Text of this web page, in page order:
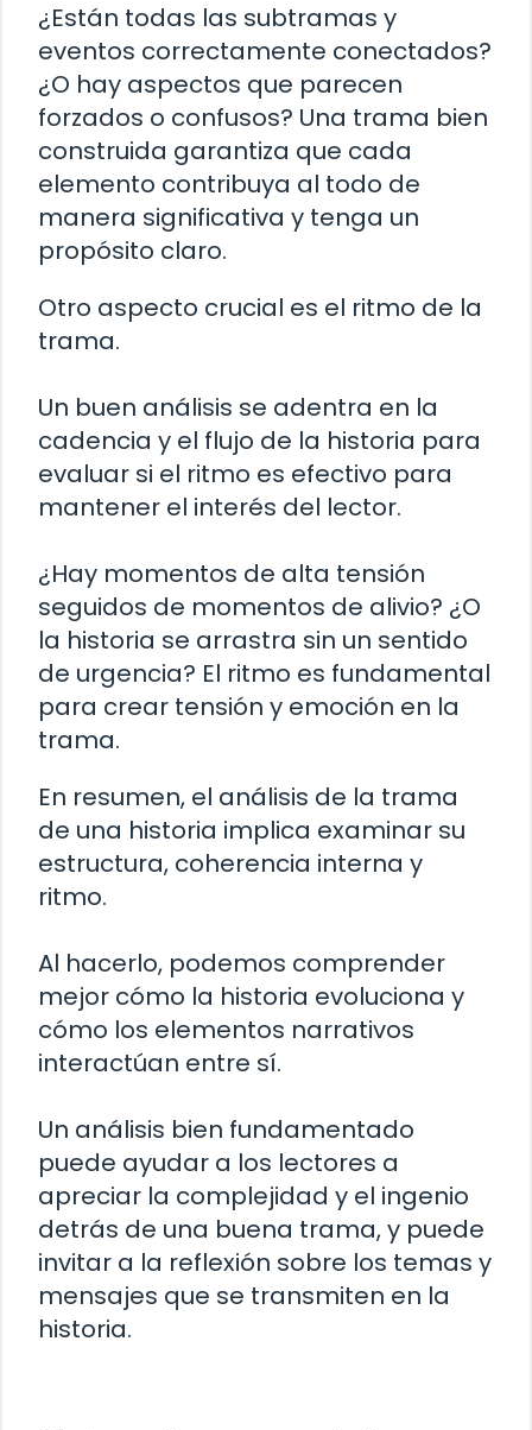
¿Están todas las subtramas y
eventos correctamente conectados?
¿O hay aspectos que parecen
forzados o confusos? Una trama bien
construida garantiza que cada
elemento contribuya al todo de
manera significativa y tenga un
propósito claro.
Otro aspecto crucial es el ritmo de la
trama.
Un buen análisis se adentra en la
cadencia y el flujo de la historia para
evaluar si el ritmo es efectivo para
mantener el interés del lector.
¿Hay momentos de alta tensión
seguidos de momentos de alivio? ¿O
la historia se arrastra sin un sentido
de urgencia? El ritmo es fundamental
para crear tensión y emoción en la
trama.
En resumen, el análisis de la trama
de una historia implica examinar su
estructura, coherencia interna y
ritmo.
Al hacerlo, podemos comprender
mejor cómo la historia evoluciona y
cómo los elementos narrativos
interactúan entre sí.
Un análisis bien fundamentado
puede ayudar a los lectores a
apreciar la complejidad y el ingenio
detrás de una buena trama, y puede
invitar a la reflexión sobre los temas y
mensajes que se transmiten en la
historia.